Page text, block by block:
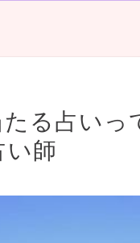
る占いっ
い師